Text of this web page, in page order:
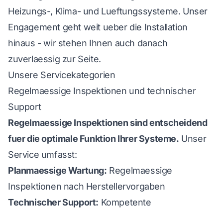
Heizungs-, Klima- und Lueftungssysteme. Unser
Engagement geht weit ueber die Installation
hinaus - wir stehen Ihnen auch danach
zuverlaessig zur Seite.
Unsere Servicekategorien
Regelmaessige Inspektionen und technischer
Support
Regelmaessige Inspektionen sind entscheidend
fuer die optimale Funktion Ihrer Systeme. Unser
Service umfasst:
Planmaessige Wartung: Regelmaessige
Inspektionen nach Herstellervorgaben
Technischer Support: Kompetente